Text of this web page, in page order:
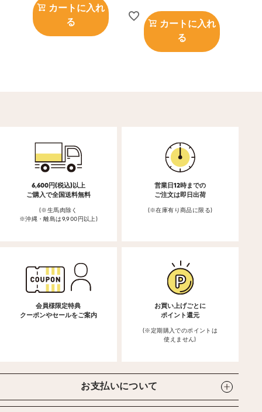
カートに入れ
る
カートに入れ
る
6,600円(税込)以上
ご購入で全国送料無料
(※生馬肉除く
※沖縄・離島は9,900円以上)
営業日12時までの
ご注文は即日出荷
(※在庫有り商品に限る)
会員様限定特典
クーポンやセールをご案内
お買い上げごとに
ポイント還元
(※定期購入でのポイントは
使えません)
お支払いについて